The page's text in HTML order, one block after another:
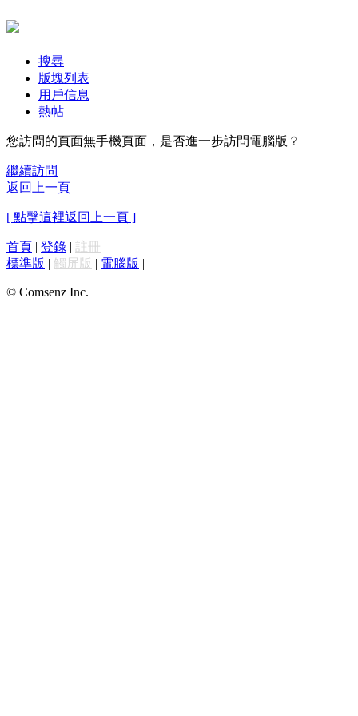
搜尋
版塊列表
用戶信息
熱帖
您訪問的頁面無手機頁面，是否進一步訪問電腦版？
繼續訪問
返回上一頁
[ 點擊這裡返回上一頁 ]
首頁 | 登錄 | 註冊
標準版 | 觸屏版 | 電腦版 |
© Comsenz Inc.